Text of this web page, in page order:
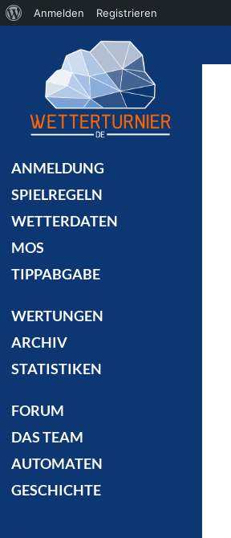
ANMELDUNG
SPIELREGELN
WETTERDATEN
MOS
TIPPABGABE
WERTUNGEN
ARCHIV
STATISTIKEN
FORUM
DAS TEAM
AUTOMATEN
GESCHICHTE
Über
Anmelden Registrieren